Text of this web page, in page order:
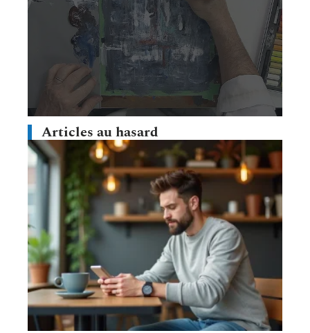
Articles au hasard